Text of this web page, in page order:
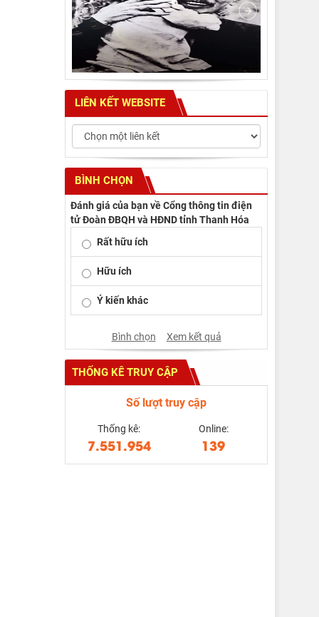
LIÊN KẾT WEBSITE
BÌNH CHỌN
Đánh giá của bạn về Cổng thông tin điện
tử Đoàn ĐBQH và HĐND tỉnh Thanh Hóa
Rất hữu ích
Hữu ích
Ý kiến khác
Bình chọn Xem kết quả
THỐNG KÊ TRUY CẬP
Số lượt truy cập
Thống kê:
7.551.954
Online:
139